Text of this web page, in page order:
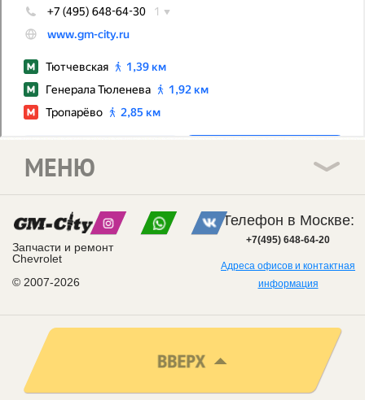
Запчасти и ремонт
Chevrolet
© 2007-2026
МЕНЮ
Телефон в Москве:
+7(495) 648-64-20
Адреса офисов и контактная
информация